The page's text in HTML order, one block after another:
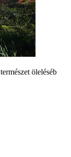
öleléséb